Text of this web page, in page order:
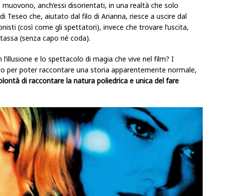
anch’essi disorientati, in una realtà che solo
Teseo che, aiutato dal filo di Arianna, riesce a uscire dal
(così come gli spettatori), invece che trovare l’uscita,
(senza capo né coda).
e lo spettacolo di magia che vive nel film? I
per poter raccontare una storia apparentemente normale,
di raccontare la natura poliedrica e unica del fare